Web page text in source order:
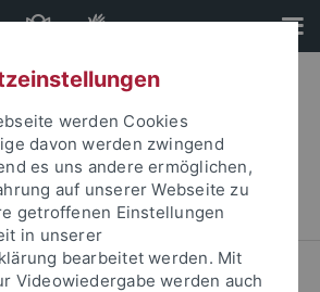
für Ethik in den
... Team
werden Cookies
davon werden zwingend
es uns andere ermöglichen,
auf unserer Webseite zu
getroffenen Einstellungen
in unserer
bearbeitet werden. Mit
Videowiedergabe werden auch